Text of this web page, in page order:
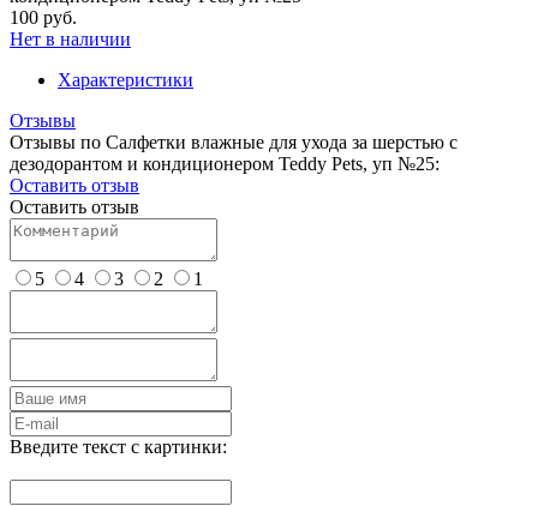
100 руб.
Нет в наличии
Характеристики
Отзывы
Отзывы по Салфетки влажные для ухода за шерстью с
дезодорантом и кондиционером Teddy Pets, уп №25:
Оставить отзыв
Оставить отзыв
5 4 3 2 1
Введите текст с картинки: